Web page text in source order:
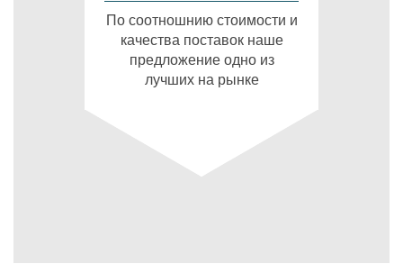
По соотношнию стоимости и
качества поставок наше
предложение одно из
лучших на рынке